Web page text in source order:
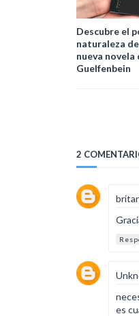
Descubre el
naturaleza
nueva novela
Guelfenbein
2
es